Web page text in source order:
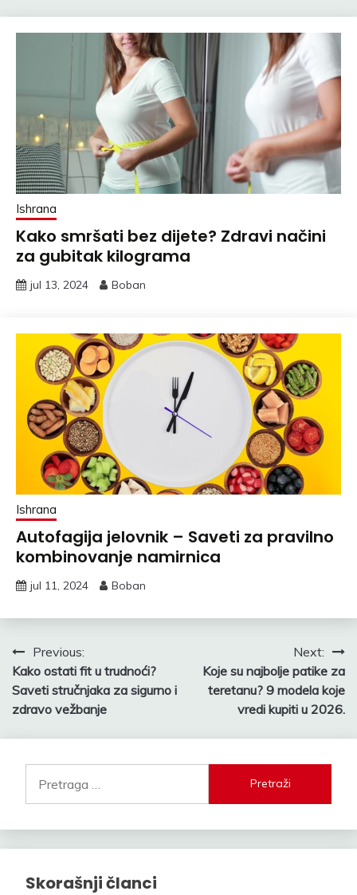
Ishrana
Kako smršati bez dijete? Zdravi načini
za gubitak kilograma
jul 13, 2024 Boban
Ishrana
Autofagija jelovnik – Saveti za pravilno
kombinovanje namirnica
jul 11, 2024 Boban
Kretanje
članka
Previous:
Kako ostati fit u trudnoći?
Saveti stručnjaka za sigurno i
zdravo vežbanje
Next:
Koje su najbolje patike za
teretanu? 9 modela koje
vredi kupiti u 2026.
za:
Skorašnji članci